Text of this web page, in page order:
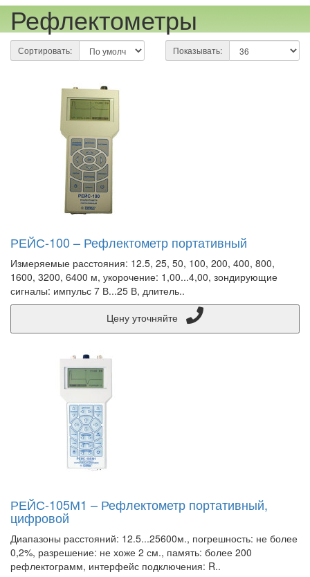
Рефлектометры
Сортировать: Показывать:
РЕЙС-100 – Рефлектометр портативный
Измеряемые расстояния: 12.5, 25, 50, 100, 200, 400, 800,
1600, 3200, 6400 м, укорочение: 1,00...4,00, зондирующие
сигналы: импульс 7 В...25 В, длитель..
РЕЙС-105М1 – Рефлектометр портативный,
цифровой
Диапазоны расстояний: 12.5...25600м., погрешность: не более
0,2%, разрешение: не хоже 2 см., память: более 200
рефлектограмм, интерфейс подключения: R..